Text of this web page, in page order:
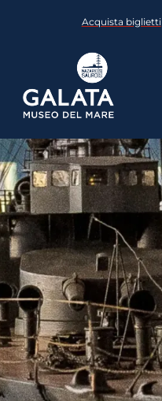
Acquista biglietti
Museo
Eventi
Servizi Educativi
Media
Contattaci